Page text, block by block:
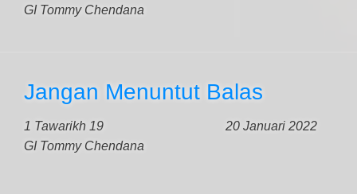
GI Tommy Chendana
Jangan Menuntut Balas
1 Tawarikh 19
20 Januari 2022
GI Tommy Chendana